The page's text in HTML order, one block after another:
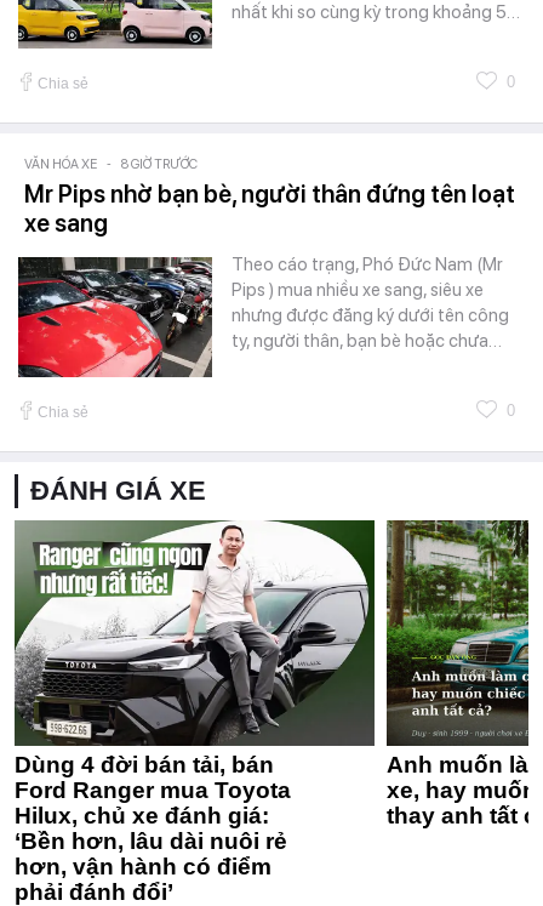
nhất khi so cùng kỳ trong khoảng 5…
Chia sẻ 0
VĂN HÓA XE - 8 GIỜ TRƯỚC
Mr Pips nhờ bạn bè, người thân đứng tên loạt
xe sang
Theo cáo trạng, Phó Đức Nam (Mr
Pips ) mua nhiều xe sang, siêu xe
nhưng được đăng ký dưới tên công
ty, người thân, bạn bè hoặc chưa…
Chia sẻ 0
ĐÁNH GIÁ XE
Dùng 4 đời bán tải, bán
Ford Ranger mua Toyota
Hilux, chủ xe đánh giá:
‘Bền hơn, lâu dài nuôi rẻ
hơn, vận hành có điểm
phải đánh đổi’
Anh muốn
xe, hay
thay anh tất